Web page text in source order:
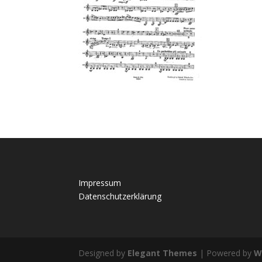
Impressum
Datenschutzerklärung
Designed by Elegant Themes | Powered by